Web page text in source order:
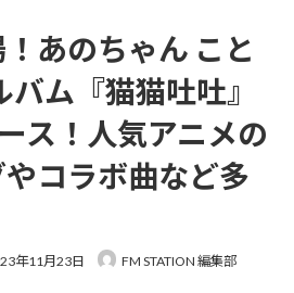
あのちゃん こと
ム『猫猫吐吐』
ス！人気アニメの
コラボ曲など多
年11月23日 FM STATION 編集部